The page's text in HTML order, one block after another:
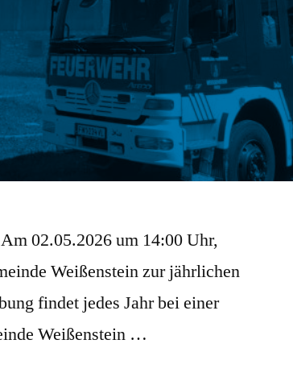
02.05.2026 um 14:00 Uhr,
Weißenstein zur jährlichen
findet jedes Jahr bei einer
Weißenstein …